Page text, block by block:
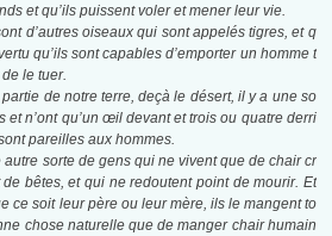
et qu’ils puissent voler et mener leur vie.
d’autres oiseaux qui sont appelés tigres, et q
qu’ils sont capables d’emporter un homme t
le tuer.
de notre terre, deçà le désert, il y a une so
et n’ont qu’un œil devant et trois ou quatre derri
pareilles aux hommes.
autre sorte de gens qui ne vivent que de chair cr
de bêtes, et qui ne redoutent point de mourir. Et
ce soit leur père ou leur mère, ils le mangent to
chose naturelle que de manger chair humain